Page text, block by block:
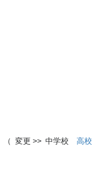
（ 変更 >> 中学校 高校